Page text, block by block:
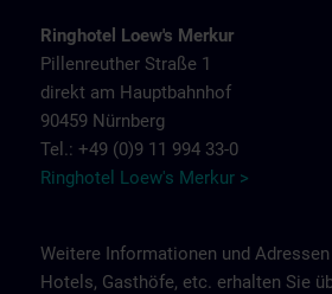
Ringhotel Loew's Merkur
Pillenreuther Straße 1
direkt am Hauptbahnhof
90459 Nürnberg
Tel.: +49 (0)9 11 994 33-0
Ringhotel Loew's Merkur >
Weitere Informationen und
Hotels, Gasthöfe, etc. erhalten Sie